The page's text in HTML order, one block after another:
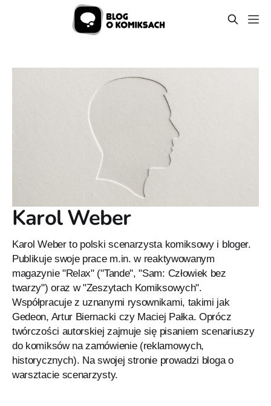
Karol Weber
Karol Weber to polski scenarzysta komiksowy i bloger.
Publikuje swoje prace m.in. w reaktywowanym
magazynie "Relax" ("Tande", "Sam: Człowiek bez
twarzy") oraz w "Zeszytach Komiksowych".
Współpracuje z uznanymi rysownikami, takimi jak
Gedeon, Artur Biernacki czy Maciej Pałka. Oprócz
twórczości autorskiej zajmuje się pisaniem scenariuszy
do komiksów na zamówienie (reklamowych,
historycznych). Na swojej stronie prowadzi bloga o
warsztacie scenarzysty.